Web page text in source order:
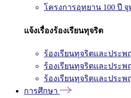
โครงการอุทยาน 100 ปี
แจ้งเรื่องร้องเรียนทุจริต
ร้องเรียนทุจริตและประ
ร้องเรียนทุจริตและประ
ร้องเรียนทุจริตและประ
การศึกษา